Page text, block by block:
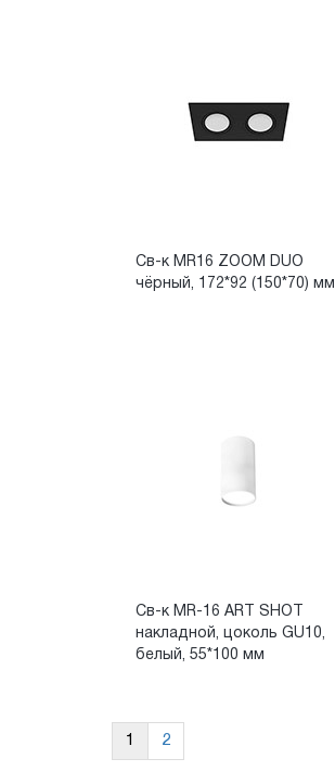
Св-к MR16 ZOOM DUO
чёрный, 172*92 (150*70) мм
Св-к MR-16 ART SHOT
накладной, цоколь GU10,
белый, 55*100 мм
1 2